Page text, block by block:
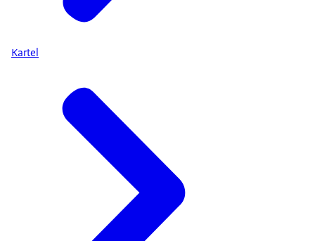
Kartel